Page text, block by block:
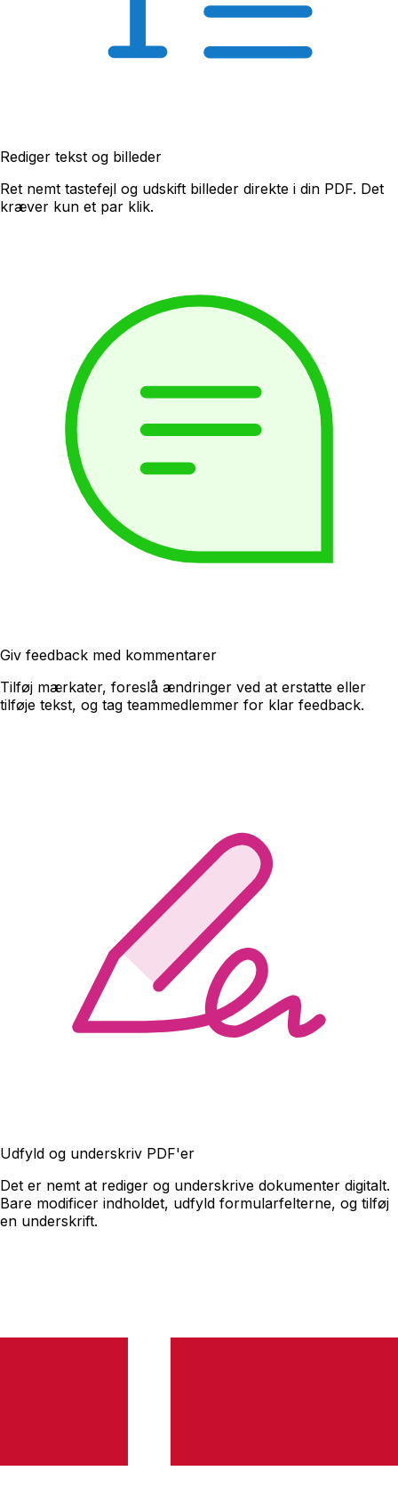
Rediger tekst og billeder
Ret nemt tastefejl og udskift billeder direkte i din PDF. Det
kræver kun et par klik.
Giv feedback med kommentarer
Tilføj mærkater, foreslå ændringer ved at erstatte eller
tilføje tekst, og tag teammedlemmer for klar feedback.
Udfyld og underskriv PDF'er
Det er nemt at rediger og underskrive dokumenter digitalt.
Bare modificer indholdet, udfyld formularfelterne, og tilføj
en underskrift.